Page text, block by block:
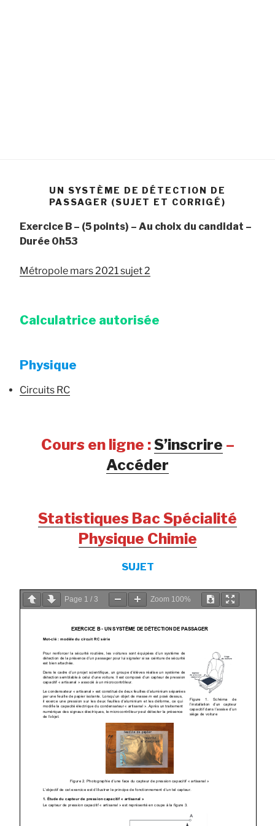
UN SYSTÈME DE DÉTECTION DE
PASSAGER (SUJET ET CORRIGÉ)
Exercice B – (5 points) – Au choix du candidat –
Durée 0h53
Métropole mars 2021 sujet 2
Calculatrice autorisée
Physique
Circuits RC
Cours en ligne :S’inscrire –
Accéder
Statistiques Bac Spécialité
Physique Chimie
SUJET
Page 1 / 3 Zoom 100%